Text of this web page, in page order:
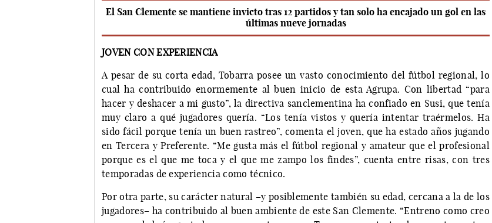
El San Clemente se mantiene invicto tras 12 partidos y tan solo ha encajado un gol en las
últimas nueve jornadas
JOVEN CON EXPERIENCIA
A pesar de su corta edad, Tobarra posee un vasto conocimiento del fútbol regional, lo
cual ha contribuido enormemente al buen inicio de esta Agrupa. Con libertad “para
hacer y deshacer a mi gusto”, la directiva sanclementina ha confiado en Susi, que tenía
muy claro a qué jugadores quería. “Los tenía vistos y quería intentar traérmelos. Ha
sido fácil porque tenía un buen rastreo”, comenta el joven, que ha estado años jugando
en Tercera y Preferente. “Me gusta más el fútbol regional y amateur que el profesional
porque es el que me toca y el que me zampo los findes”, cuenta entre risas, con tres
temporadas de experiencia como técnico.
Por otra parte, su carácter natural –y posiblemente también su edad, cercana a la de los
jugadores– ha contribuido al buen ambiente de este San Clemente. “Entreno como creo